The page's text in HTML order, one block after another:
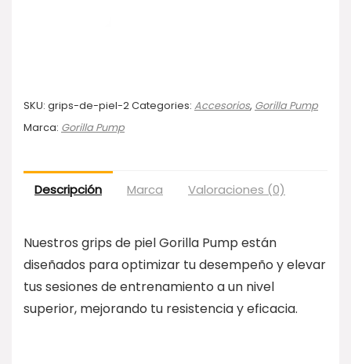
SKU: grips-de-piel-2Categories: Accesorios, Gorilla Pump
Marca: Gorilla Pump
Descripción Marca Valoraciones (0)
Nuestros grips de piel Gorilla Pump están
diseñados para optimizar tu desempeño y elevar
tus sesiones de entrenamiento a un nivel
superior, mejorando tu resistencia y eficacia.